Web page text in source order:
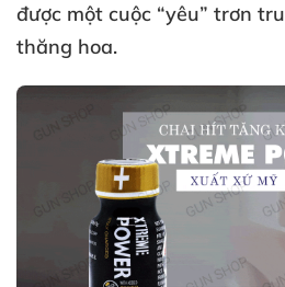
được một cuộc “yêu” trơn tru
thăng hoa.